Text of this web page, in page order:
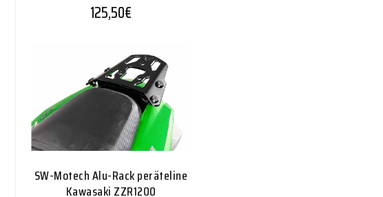
125,50€
SW-Motech Alu-Rack peräteline
Kawasaki ZZR1200